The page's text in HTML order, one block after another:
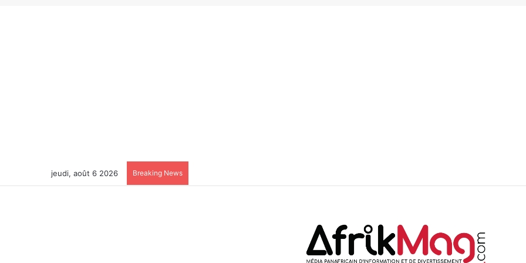
jeudi, août 6 2026 Breaking News